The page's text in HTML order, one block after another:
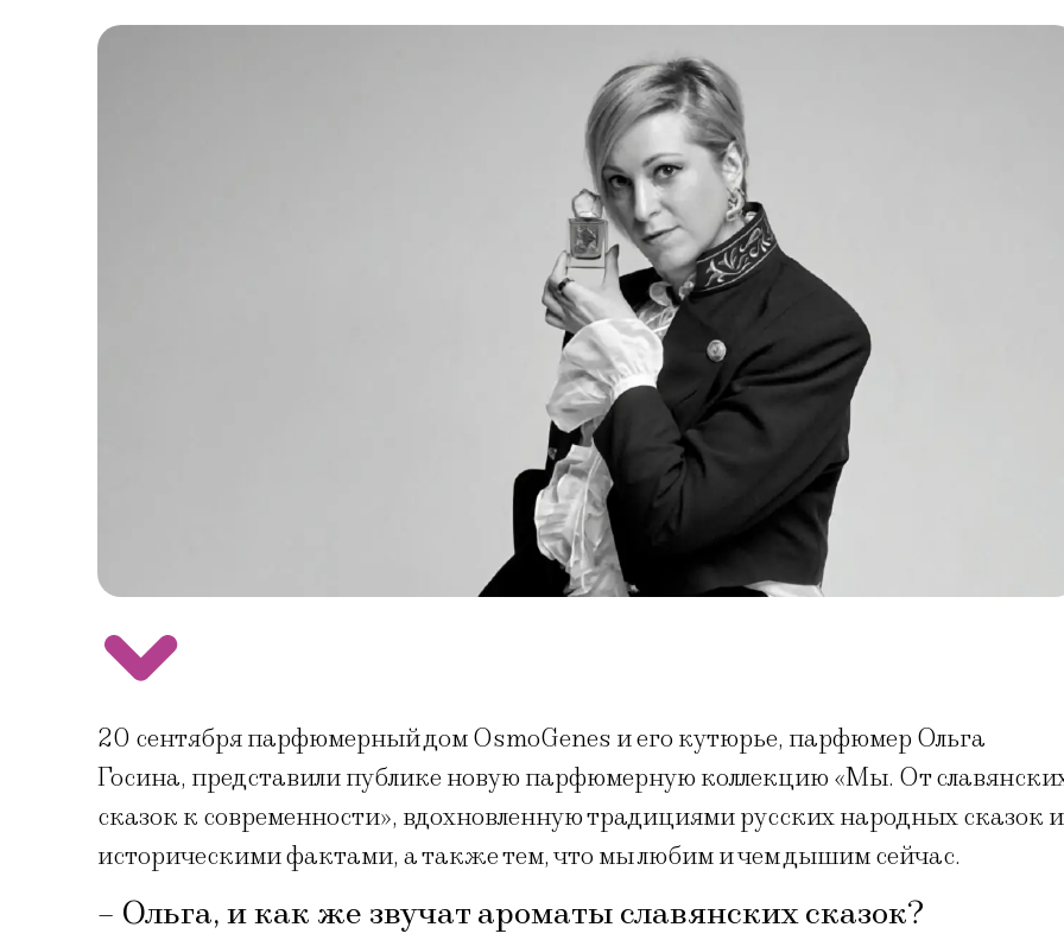
20 сентября парфюмерный дом OsmoGenes и его кутюрье, парфюмер Ольга
Госина, представили публике новую парфюмерную коллекцию «Мы. От
сказок к современности», вдохновленную традициями русских народных сказок и
историческими фактами, а также тем, что мы любим и чем дышим сейчас.
– Ольга, и как же звучат ароматы славянских сказок?